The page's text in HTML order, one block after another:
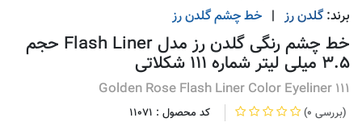
برند: گلدن رز | خط چشمگلدن رز
خط چشم رنگی گلدن رز مدل Flash Liner حجم
3.5 میلی لیتر شماره 111 شکلاتی
Golden Rose Flash Liner Color Eyeliner 111
(0 بررسی) کد محصول : 11071